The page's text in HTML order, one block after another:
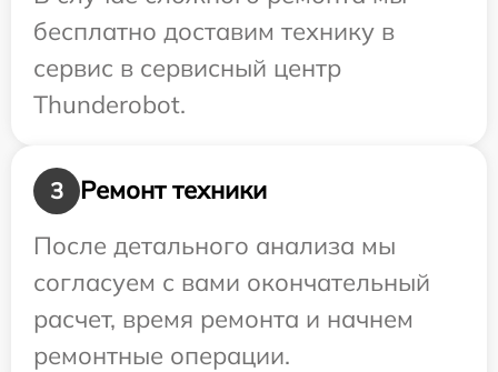
бесплатно доставим технику в
сервис в сервисный центр
Thunderobot.
3
Ремонт техники
После детального анализа мы
согласуем с вами окончательный
расчет, время ремонта и начнем
ремонтные операции.